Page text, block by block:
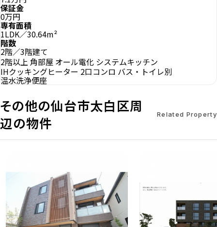
保証金
0万円
専有面積
1LDK／30.64m²
階数
2階／3階建て
2階以上 角部屋 オール電化 システムキッチン
IHクッキングヒーター 2口コンロ バス・トイレ別
温水洗浄便座
その他の仙台市太白区周
辺の物件
Related Property